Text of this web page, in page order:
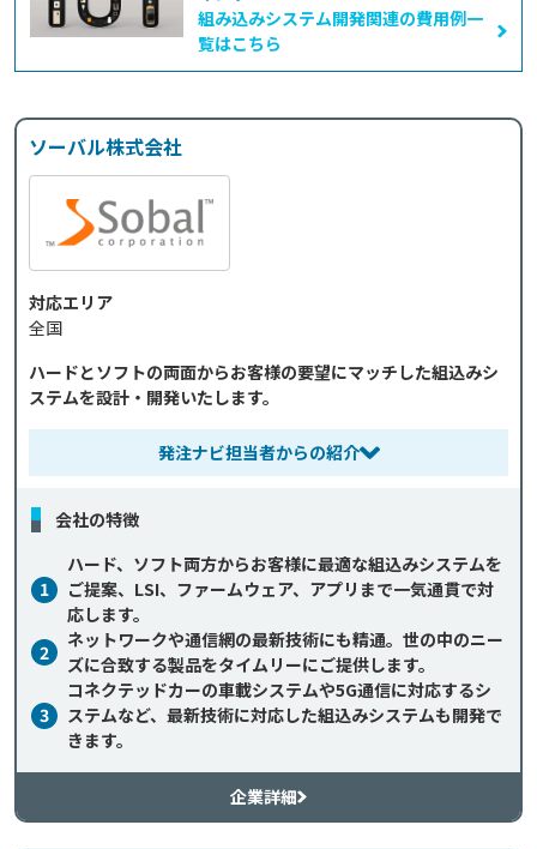
組み込みシステム開発関連の費用例一
覧はこちら
ソーバル株式会社
対応エリア
全国
ハードとソフトの両面からお客様の要望にマッチした組込みシ
ステムを設計・開発いたします。
発注ナビ担当者からの紹介
会社の特徴
1
ハード、ソフト両方からお客様に最適な組込みシステムを
ご提案、LSI、ファームウェア、アプリまで一気通貫で対
応します。
2
ネットワークや通信網の最新技術にも精通。世の中のニー
ズに合致する製品をタイムリーにご提供します。
3
コネクテッドカーの車載システムや5G通信に対応するシ
ステムなど、最新技術に対応した組込みシステムも開発で
きます。
企業詳細